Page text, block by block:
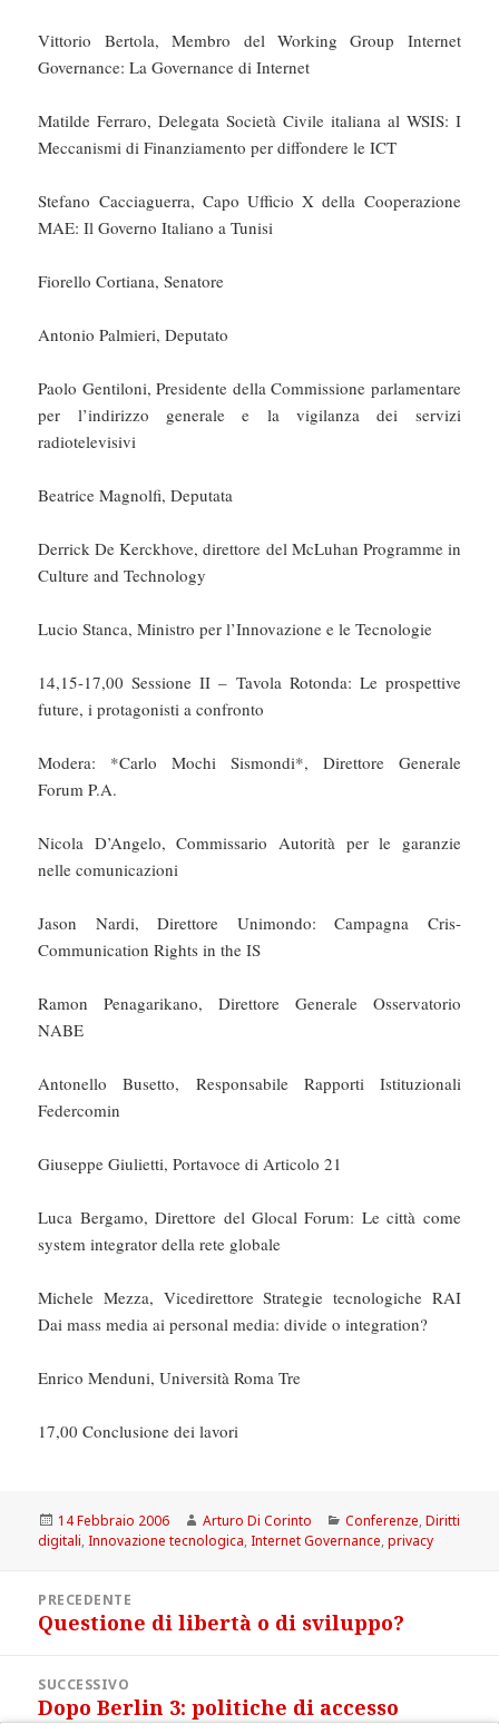
Vittorio Bertola, Membro del Working Group Internet
Governance: La Governance di Internet
Matilde Ferraro, Delegata Società Civile italiana al WSIS: I
Meccanismi di Finanziamento per diffondere le ICT
Stefano Cacciaguerra, Capo Ufficio X della Cooperazione
MAE: Il Governo Italiano a Tunisi
Fiorello Cortiana, Senatore
Antonio Palmieri, Deputato
Paolo Gentiloni, Presidente della Commissione parlamentare
per l’indirizzo generale e la vigilanza dei servizi
radiotelevisivi
Beatrice Magnolfi, Deputata
Derrick De Kerckhove, direttore del McLuhan Programme in
Culture and Technology
Lucio Stanca, Ministro per l’Innovazione e le Tecnologie
14,15-17,00 Sessione II – Tavola Rotonda: Le prospettive
future, i protagonisti a confronto
Modera: *Carlo Mochi Sismondi*, Direttore Generale
Forum P.A.
Nicola D’Angelo, Commissario Autorità per le garanzie
nelle comunicazioni
Jason Nardi, Direttore Unimondo: Campagna Cris-
Communication Rights in the IS
Ramon Penagarikano, Direttore Generale Osservatorio
NABE
Antonello Busetto, Responsabile Rapporti Istituzionali
Federcomin
Giuseppe Giulietti, Portavoce di Articolo 21
Luca Bergamo, Direttore del Glocal Forum: Le città come
system integrator della rete globale
Michele Mezza, Vicedirettore Strategie tecnologiche RAI
Dai mass media ai personal media: divide o integration?
Enrico Menduni, Università Roma Tre
17,00 Conclusione dei lavori
Scritto
il
14 Febbraio 2006 Autore
Arturo Di Corinto Categorie
Conferenze,Diritti
digitali,Innovazione tecnologica,Internet Governance,privacy
articoliPRECEDENTE
Articolo
Questione di libertà o di sviluppo?
SUCCESSIVO
Articolo
Dopo Berlin 3: politiche di accesso